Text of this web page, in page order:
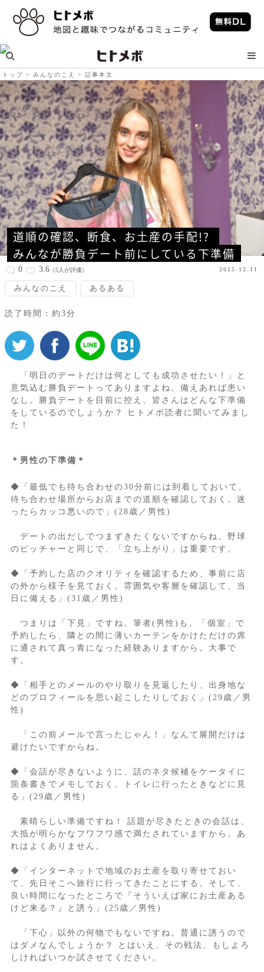
トップ みんなのこえ 記事本文
道順の確認、断食、お土産の手配!?
みんなが勝負デート前にしている下準備
0 3.6 （5人が評価） 2015.12.11
みんなのこえ あるある
読了時間：約3分
「明日のデートだけは何としても成功させたい！」と
意気込む勝負デートってありますよね。備えあれば患い
なし。勝負デートを目前に控え、皆さんはどんな下準備
をしているのでしょうか？ ヒトメボ読者に聞いてみまし
た！
＊男性の下準備＊
◆「最低でも待ち合わせの30分前には到着しておいて、
待ち合わせ場所からお店までの道順を確認しておく。迷
ったらカッコ悪いので」(28歳／男性)
デートの出だしでつまずきたくないですからね。野球
のピッチャーと同じで、「立ち上がり」は重要です。
◆「予約した店のクオリティを確認するため、事前に店
の外から様子を見ておく。雰囲気や客層を確認して、当
日に備える」(31歳／男性)
つまりは「下見」ですね。筆者(男性)も、「個室」で
予約したら、隣との間に薄いカーテンをかけただけの席
に通されて真っ青になった経験ありますから。大事で
す。
◆「相手とのメールのやり取りを見返したり、出身地な
どのプロフィールを思い起こしたりしておく」(29歳／男
性)
「この前メールで言ったじゃん！」なんて展開だけは
避けたいですからね。
◆「会話が尽きないように、話のネタ候補をケータイに
箇条書きでメモしておく。トイレに行ったときなどに見
る」(29歳／男性)
素晴らしい準備ですね！ 話題が尽きたときの会話は、
大抵が明らかなフワフワ感で満たされていますから。あ
れはよくありません。
◆「インターネットで地域のお土産を取り寄せておい
て、先日そこへ旅行に行ってきたことにする。そして、
良い時間になったところで『そういえば家にお土産ある
けど来る？』と誘う」(25歳／男性)
「下心」以外の何物でもないですね。普通に誘うので
はダメなんでしょうか？ とはいえ、その戦法、もしよろ
しければいつか試させてください。